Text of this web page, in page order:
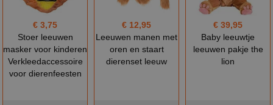
€ 3,75
Stoer leeuwen
masker voor kinderen
Verkleedaccessoire
voor dierenfeesten
€ 12,95
Leeuwen manen met
oren en staart
dierenset leeuw
€ 39,95
Baby leeuwtje
leeuwen pakje the
lion